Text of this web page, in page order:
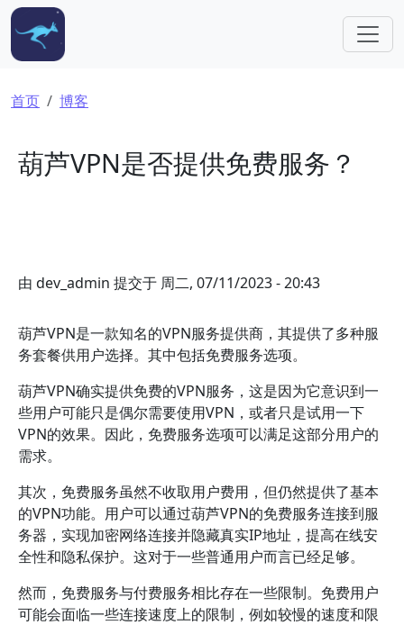
跳转到主要内容
面包屑
首页 博客
葫芦VPN是否提供免费服务？
由 dev_admin 提交于 周二, 07/11/2023 - 20:43
葫芦VPN是一款知名的VPN服务提供商，其提供了多种服
务套餐供用户选择。其中包括免费服务选项。
葫芦VPN确实提供免费的VPN服务，这是因为它意识到一
些用户可能只是偶尔需要使用VPN，或者只是试用一下
VPN的效果。因此，免费服务选项可以满足这部分用户的
需求。
其次，免费服务虽然不收取用户费用，但仍然提供了基本
的VPN功能。用户可以通过葫芦VPN的免费服务连接到服
务器，实现加密网络连接并隐藏真实IP地址，提高在线安
全性和隐私保护。这对于一些普通用户而言已经足够。
然而，免费服务与付费服务相比存在一些限制。免费用户
可能会面临一些连接速度上的限制，例如较慢的速度和限